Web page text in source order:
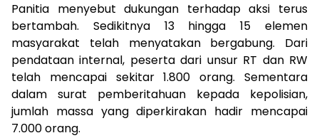
Panitia menyebut dukungan terhadap aksi terus
bertambah. Sedikitnya 13 hingga 15 elemen
masyarakat telah menyatakan bergabung. Dari
pendataan internal, peserta dari unsur RT dan RW
telah mencapai sekitar 1.800 orang. Sementara
dalam surat pemberitahuan kepada kepolisian,
jumlah massa yang diperkirakan hadir mencapai
7.000 orang.